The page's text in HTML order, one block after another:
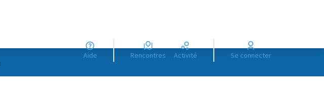
Aide Rencontres Activité Se connecter